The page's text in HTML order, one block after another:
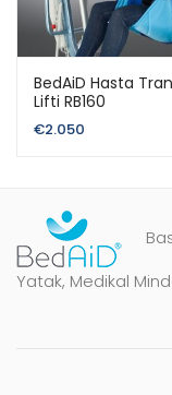
BedAiD Hasta
Lifti RB160
€2.050
Yatak, Medikal